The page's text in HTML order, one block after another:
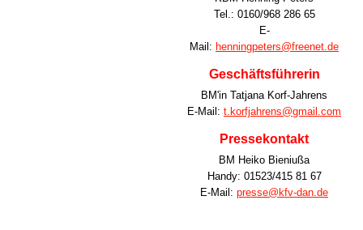
Tel.: 0160/968 286 65
E-
Mail: henningpeters@freenet.de
Geschäftsführerin
BM'in Tatjana Korf-Jahrens
E-Mail: t.korfjahrens@gmail.com
Pressekontakt
BM Heiko Bieniußa
Handy: 01523/415 81 67
E-Mail: presse@kfv-dan.de